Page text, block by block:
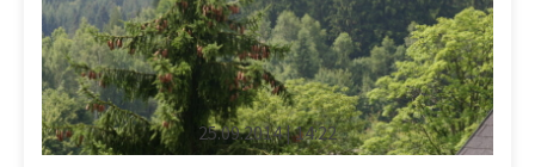
25.09.2014 | 14:22